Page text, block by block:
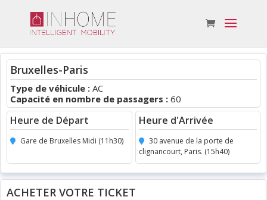
Bruxelles-Paris
Type de véhicule : AC
Capacité en nombre de passagers : 60
Heure de Départ
Gare de Bruxelles Midi (11h30)
Heure d'Arrivée
30 avenue de la porte de
clignancourt, Paris. (15h40)
ACHETER VOTRE TICKET